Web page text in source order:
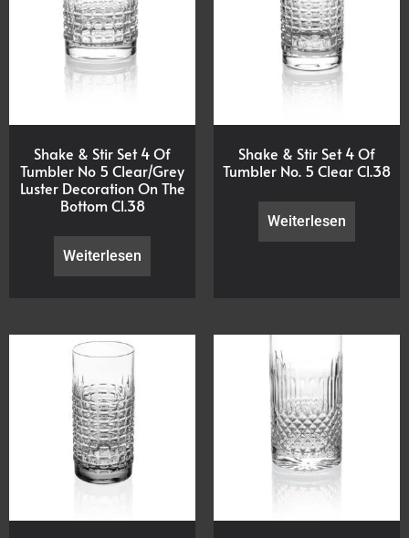
Shake & Stir Set 4 Of
Tumbler No 5 Clear/Grey
Luster Decoration On The
Bottom Cl.38
Weiterlesen
Shake & Stir Set 4 Of
Tumbler No. 5 Clear Cl.38
Weiterlesen